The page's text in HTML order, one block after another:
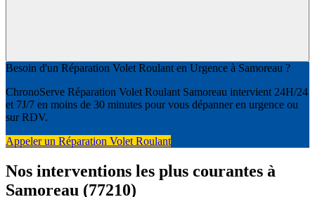
Besoin d'un Réparation Volet Roulant en Urgence à Samoreau ?
ChronoServe Réparation Volet Roulant Samoreau intervient 24H/24
et 7J/7 en moins de 30 minutes pour vous dépanner en urgence ou
sur RDV.
Appeler un Réparation Volet Roulant
Nos interventions les plus courantes à
Samoreau (77210)